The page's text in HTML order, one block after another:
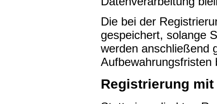
Die bei der
gespeichert, solange
werden anschließend
Aufbewahrungsfristen
Registrierung